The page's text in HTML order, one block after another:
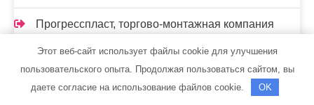
Прогресспласт, торгово-монтажная компания
Производственно-ремонтная компания,
Производственно-ремонтная компания
Этот веб-сайт использует файлы cookie для улучшения
пользовательского опыта. Продолжая пользоваться сайтом, вы
даете согласие на использование файлов cookie.
OK